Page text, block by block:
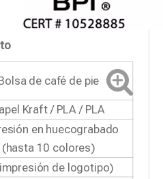
de café de pie
Kraft / PLA / PLA
en huecograbado
(hasta 10 colores)
de logotipo)